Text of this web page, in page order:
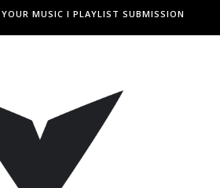
MUSIC I PLAYLIST SUBMISSION